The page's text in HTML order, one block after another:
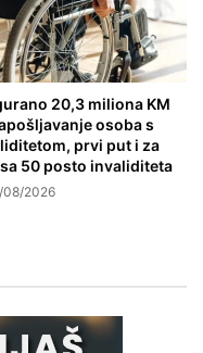
20,3 miliona KM
osoba s
prvi put i za
50 posto invaliditeta
08/2026